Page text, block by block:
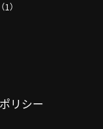
）
リシー